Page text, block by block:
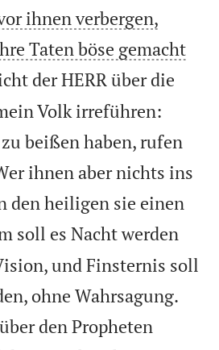
ihnen verbergen,
Taten böse gemacht
der HERR über die
Volk irreführen:
beißen haben, rufen
ihnen aber nichts ins
den heiligen sie einen
soll es Nacht werden
und Finsternis soll
ohne Wahrsagung.
den Propheten